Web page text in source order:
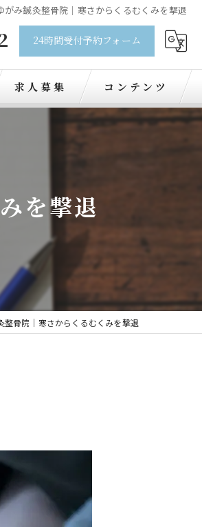
がみ鍼灸整骨院｜寒さからくるむくみを撃退
24時間受付予約フォーム
求人募集 コンテンツ
を撃退
整骨院｜寒さからくるむくみを撃退